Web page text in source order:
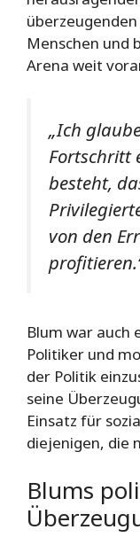
Menschen und
Arena weit
„Ich
Fortschritt
besteht,
von den
Blum war auch
Politiker und
der Politik
seine
Einsatz für
diejenigen, die
Blums